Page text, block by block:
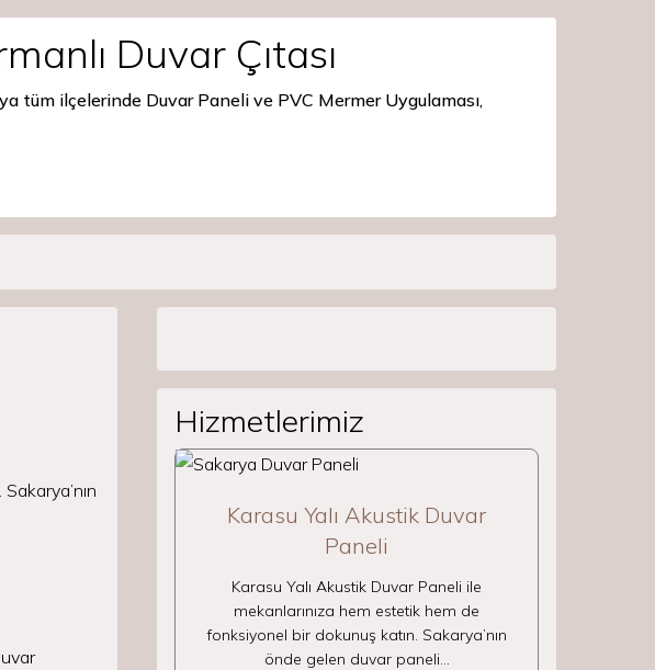
Duvar Çıtası
tüm ilçelerinde Duvar Paneli ve PVC Mermer Uygulaması,
Hizmetlerimiz
Karasu Yalı Akustik Duvar
Paneli
Karasu Yalı Akustik Duvar Paneli ile
mekanlarınıza hem estetik hem de
fonksiyonel bir dokunuş katın. Sakarya’nın
önde gelen duvar paneli…